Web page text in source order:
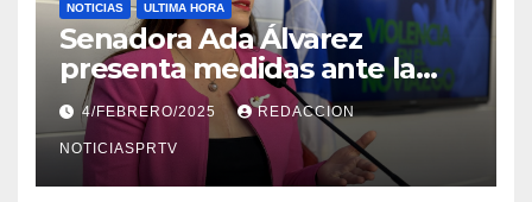
NOTICIAS ULTIMA HORA
Senadora Ada Álvarez
presenta medidas ante la
violencia en el noviazgo
4/FEBRERO/2025 REDACCION
NOTICIASPRTV